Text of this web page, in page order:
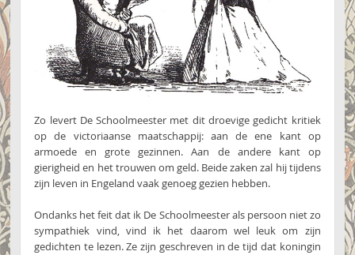
Zo levert De Schoolmeester met dit droevige gedicht kritiek
op de victoriaanse maatschappij: aan de ene kant op
armoede en grote gezinnen. Aan de andere kant op
gierigheid en het trouwen om geld. Beide zaken zal hij tijdens
zijn leven in Engeland vaak genoeg gezien hebben.
Ondanks het feit dat ik De Schoolmeester als persoon niet zo
sympathiek vind, vind ik het daarom wel leuk om zijn
gedichten te lezen. Ze zijn geschreven in de tijd dat koningin